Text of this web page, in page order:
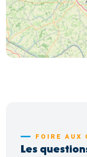
FOIRE AUX
Les